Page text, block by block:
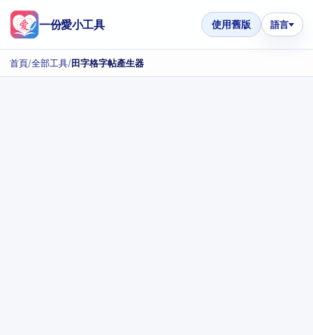
一份愛小工具 使用舊版 語言
首頁/全部工具/田字格字帖產生器